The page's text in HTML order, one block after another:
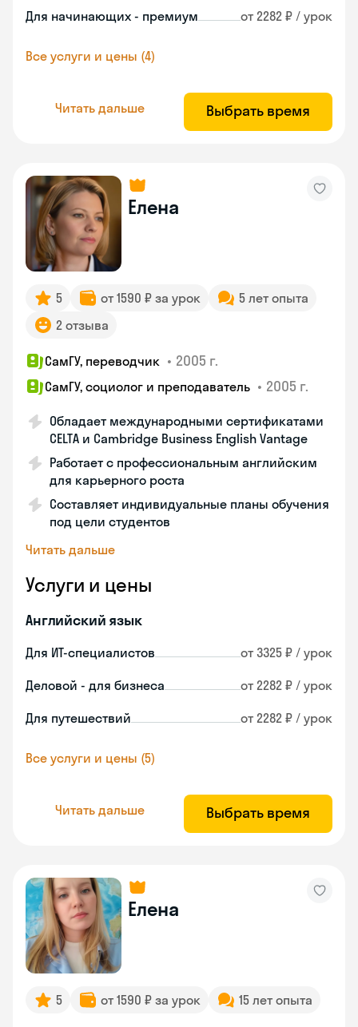
Для начинающих - премиум от 2282 ₽ / урок
Все услуги и цены (4)
Читать дальше Выбрать время
Елена
5 от 1590 ₽ за урок
5 лет опыта
2 отзыва
СамГУ, переводчик • 2005 г.
СамГУ, социолог и преподаватель • 2005 г.
Обладает международными сертификатами
CELTA и Cambridge Business English Vantage
Работает с профессиональным английским
для карьерного роста
Составляет индивидуальные планы обучения
под цели студентов
Читать дальше
Услуги и цены
Английский язык
Для ИТ-специалистов от 3325 ₽ / урок
Деловой - для бизнеса от 2282 ₽ / урок
Для путешествий от 2282 ₽ / урок
Все услуги и цены (5)
Читать дальше Выбрать время
Елена
5 от 1590 ₽ за урок 15 лет опыта